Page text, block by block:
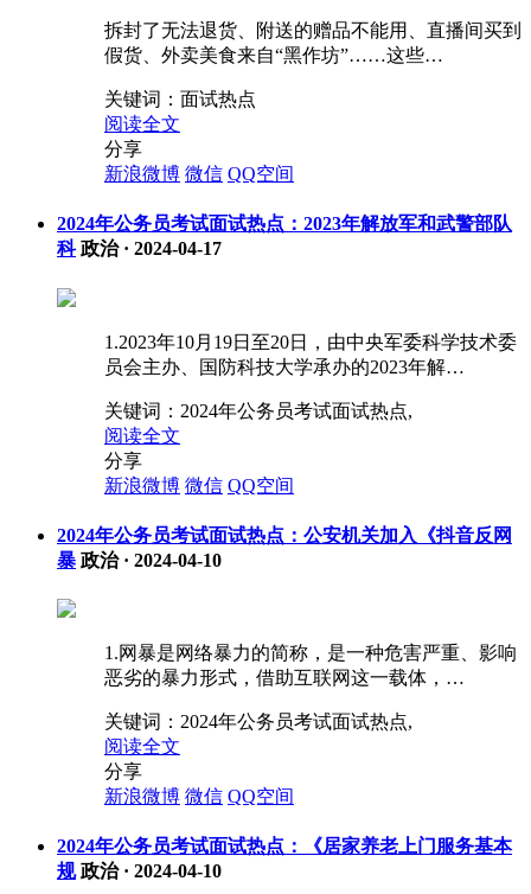
拆封了无法退货、附送的赠品不能用、直播间买到
假货、外卖美食来自“黑作坊”……这些…
关键词： 面试热点
阅读全文
分享
新浪微博 微信 QQ空间
2024年公务员考试面试热点：2023年解放军和武警部队
科 政治· 2024-04-17
1.2023年10月19日至20日，由中央军委科学技术委
员会主办、国防科技大学承办的2023年解…
关键词： 2024年公务员考试面试热点,
阅读全文
分享
新浪微博 微信 QQ空间
2024年公务员考试面试热点：公安机关加入《抖音反网
暴 政治· 2024-04-10
1.网暴是网络暴力的简称，是一种危害严重、影响
恶劣的暴力形式，借助互联网这一载体，…
关键词： 2024年公务员考试面试热点,
阅读全文
分享
新浪微博 微信 QQ空间
2024年公务员考试面试热点：《居家养老上门服务基本
规 政治· 2024-04-10